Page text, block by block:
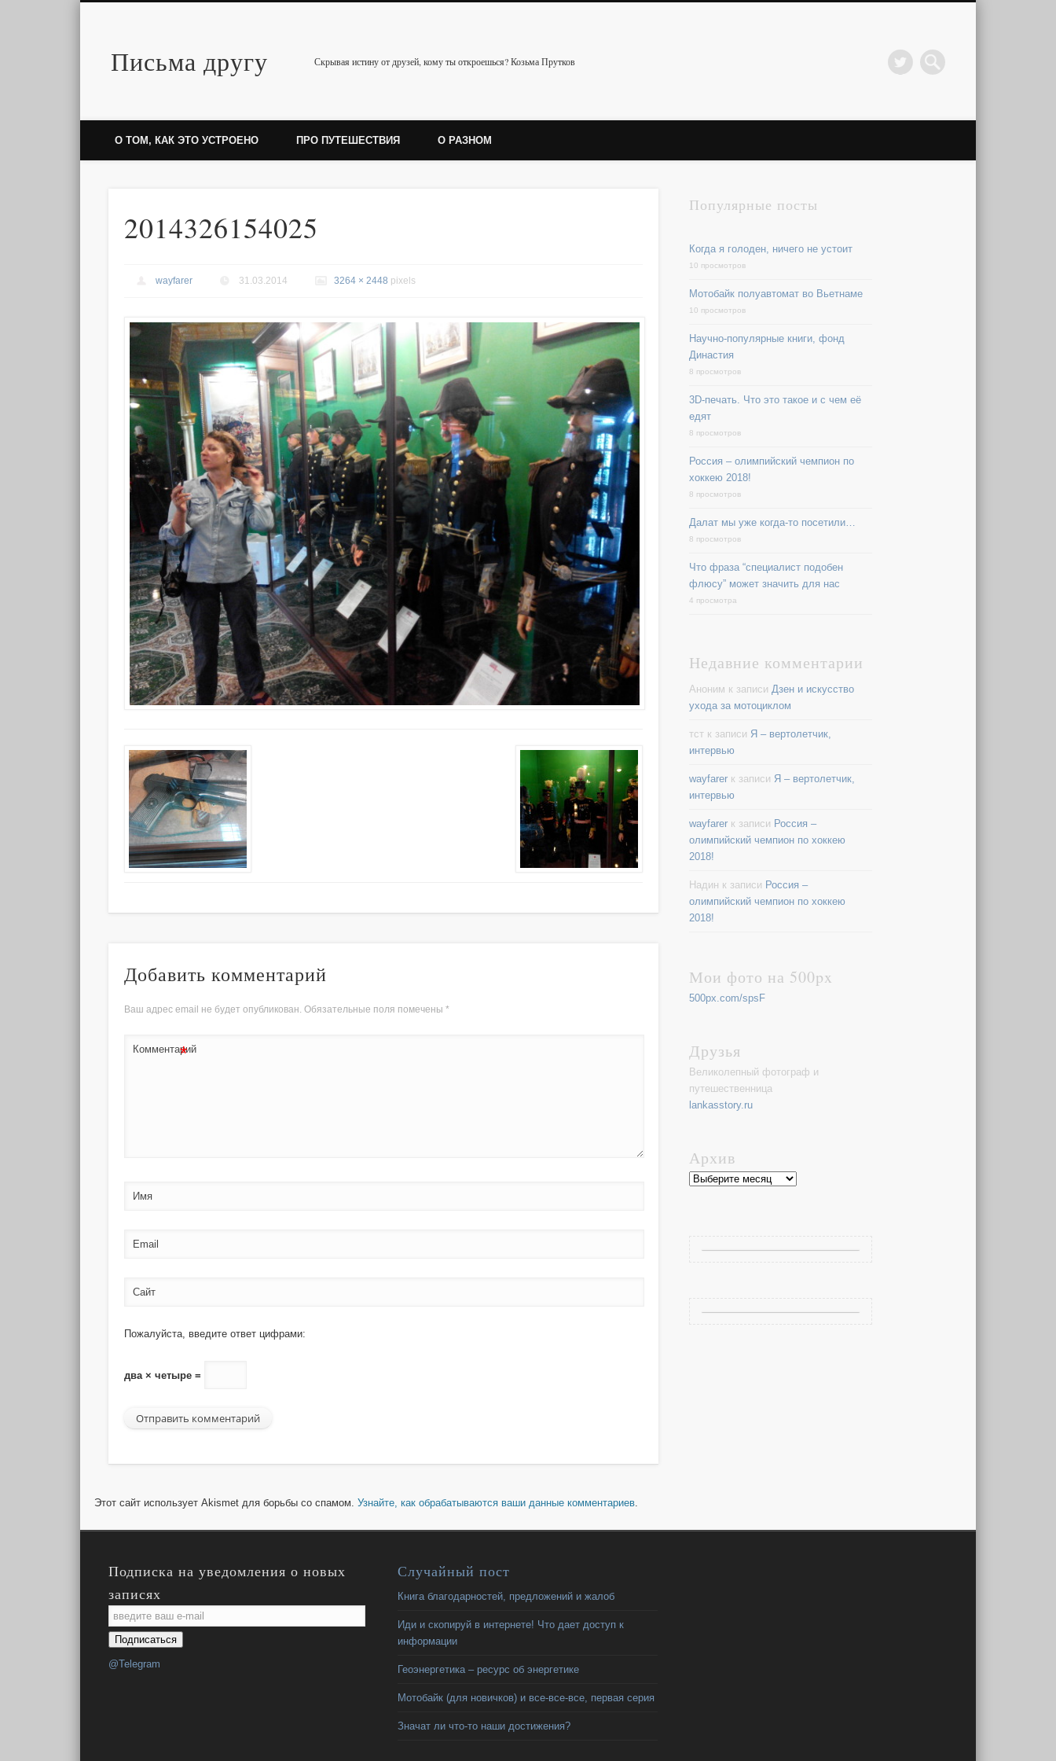
Письма другу Скрывая истину от друзей, кому ты откроешься? Козьма Прутков
Twitter
О ТОМ, КАК ЭТО УСТРОЕНО ПРО ПУТЕШЕСТВИЯ О РАЗНОМ
2014326154025
wayfarer 31.03.2014 3264 × 2448 pixels
Добавить комментарий
Ваш адрес email не будет опубликован. Обязательные поля помечены*
Комментарий
*
Имя
Email
Сайт
Пожалуйста, введите ответ цифрами:
два × четыре =
Этот сайт использует Akismet для борьбы со спамом.Узнайте, как обрабатываются ваши данные комментариев
Популярные посты
Когда я голоден, ничего не устоит
10 просмотров
Мотобайк полуавтомат во Вьетнаме
10 просмотров
Научно-популярные книги, фонд
Династия
8 просмотров
3D-печать. Что это такое и с чем её
едят
8 просмотров
Россия – олимпийский чемпион по
хоккею 2018!
8 просмотров
Далат мы уже когда-то посетили…
8 просмотров
Что фраза “специалист подобен
флюсу” может значить для нас
4 просмотра
Недавние комментарии
Аноним к записи Дзен и искусство
ухода за мотоциклом
тстк записи Я – вертолетчик,
интервью
wayfarerк записи Я – вертолетчик,
интервью
wayfarerк записи Россия –
олимпийский чемпион по хоккею
2018!
Надин к записи Россия –
олимпийский чемпион по хоккею
2018!
Мои фото на 500px
500px.com/spsF
Друзья
Великолепный фотограф и
путешественница
lankasstory.ru
Архив
Архив
Подписка на уведомления о новых
записях
Email
Subscription
Подписаться
@Telegram
Случайный пост
Книга благодарностей, предложений и жалоб
Иди и скопируй в интернете! Что дает доступ к
информации
Геоэнергетика – ресурс об энергетике
Мотобайк (для новичков) и все-все-все, первая серия
Значат ли что-то наши достижения?